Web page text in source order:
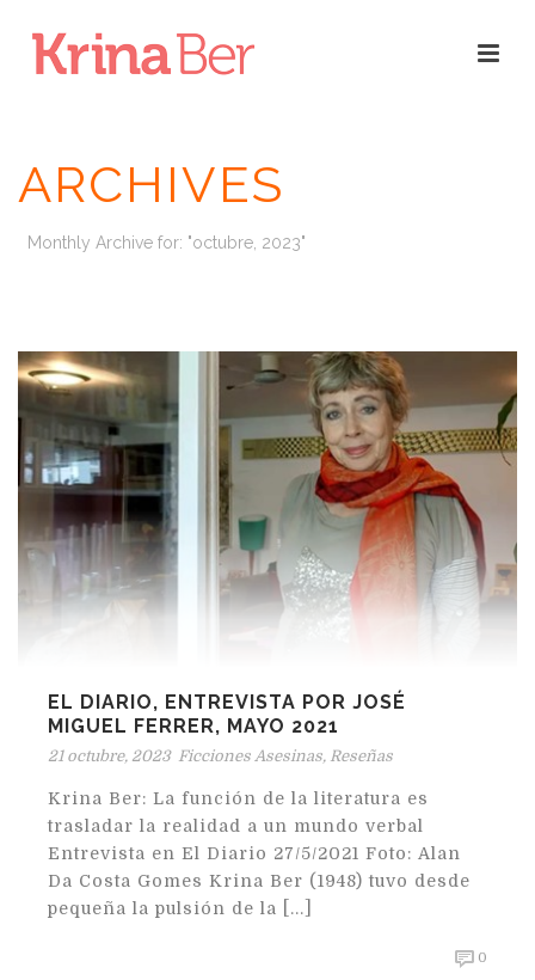
ARCHIVES
Monthly Archive for: "octubre, 2023"
EL DIARIO, ENTREVISTA POR JOSÉ
MIGUEL FERRER, MAYO 2021
21 octubre, 2023 Ficciones Asesinas, Reseñas
Krina Ber: La función de la literatura es
trasladar la realidad a un mundo verbal
Entrevista en El Diario 27/5/2021 Foto: Alan
Da Costa Gomes Krina Ber (1948) tuvo desde
pequeña la pulsión de la [...]
0